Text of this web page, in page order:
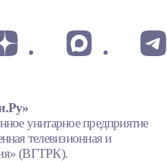
унитарное предприятие
телевизионная и
(ВГТРК).